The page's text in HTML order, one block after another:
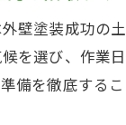
壁塗装成功の
を選び、作業
備を徹底する